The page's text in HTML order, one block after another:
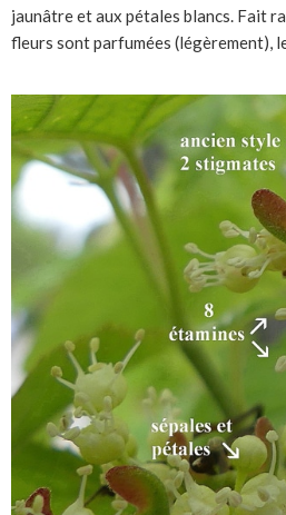
jaunâtre et aux pétales blancs. Fait
fleurs sont parfumées (légèrement),